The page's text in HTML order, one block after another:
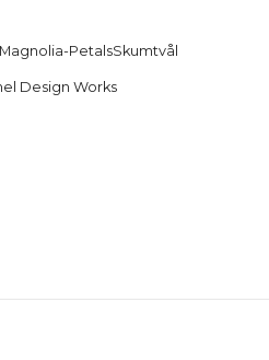
Magnolia-PetalsSkumtvål
Design Works